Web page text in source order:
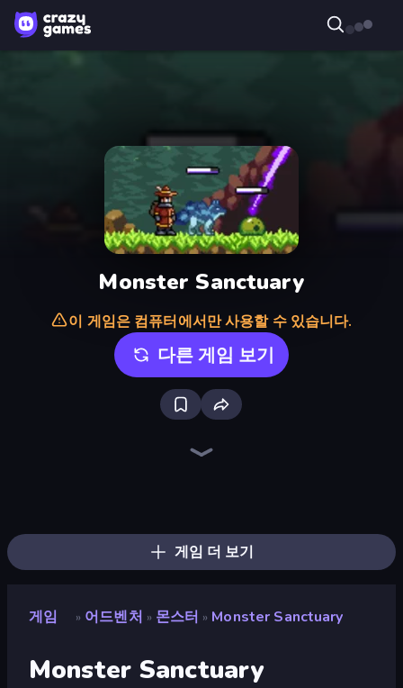
Monster Sanctuary
이 게임은 컴퓨터에서만 사용할 수 있습니다.
다른 게임 보기
게임 더 보기
게임 » 어드벤처 » 몬스터 » Monster Sanctuary
Monster Sanctuary